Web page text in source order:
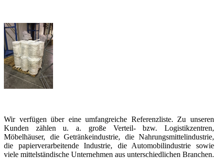
Wir verfügen über eine umfangreiche Referenzliste. Zu unseren
Kunden zählen u. a. große Verteil- bzw. Logistikzentren,
Möbelhäuser, die Getränkeindustrie, die Nahrungsmittelindustrie,
die papierverarbeitende Industrie, die Automobilindustrie sowie
viele mittelständische Unternehmen aus unterschiedlichen Branchen.